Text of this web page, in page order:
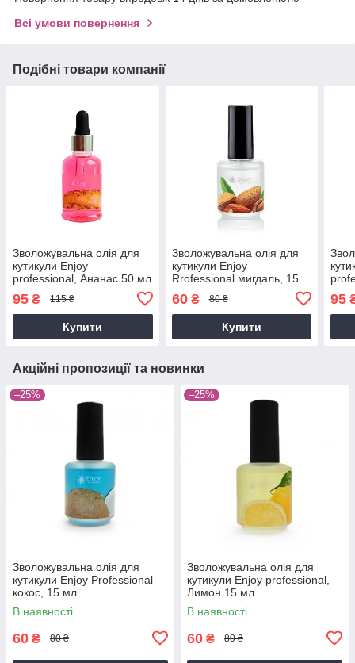
Всі умови повернення
Подібні товари компанії
Зволожувальна олія для
кутикули Enjoy
professional, Ананас 50 мл
95 ₴ 115 ₴
Купити
Зволожувальна олія для
кутикули Enjoy
Rrofessional мигдаль, 15
60₴ 80 ₴
Купити
95
Акційні пропозиції та новинки
–25%
Зволожувальна олія для
кутикули Enjoy Professional
кокос, 15 мл
В наявності
60 ₴ 80 ₴
–25%
Зволожувальна олія для
кутикули Enjoy professional,
Лимон 15 мл
В наявності
60 ₴ 80 ₴